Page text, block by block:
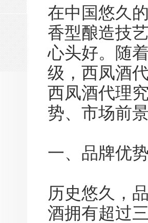
在中国悠久
香型酿造技
心头好。随
级，西凤酒
西凤酒代理
势、市场前
一、品牌优
历史悠久，
酒拥有超过